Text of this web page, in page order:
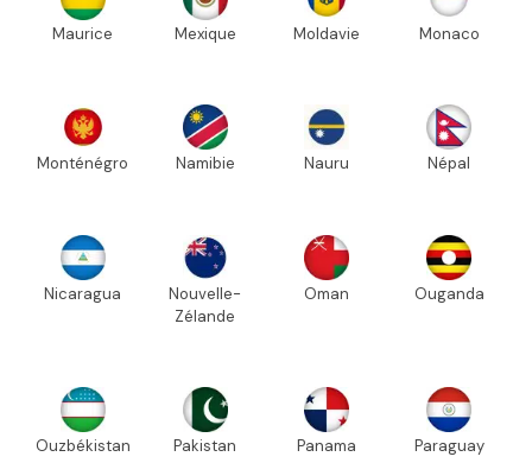
Maurice Mexique Moldavie Monaco
Monténégro Namibie Nauru Népal
Nicaragua
Nouvelle-
Zélande
Oman Ouganda
Ouzbékistan Pakistan Panama Paraguay